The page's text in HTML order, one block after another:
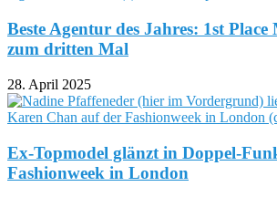
Beste Agentur des Jahres: 1st
zum dritten Mal
28. April 2025
Ex-Topmodel glänzt in Doppel-
Fashionweek in London